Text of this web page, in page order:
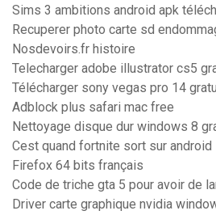
Sims 3 ambitions android apk
Recuperer photo carte sd
Nosdevoirs.fr histoire
Telecharger adobe illustrator cs5
Télécharger sony vegas pro 14
Adblock plus safari mac free
Nettoyage disque dur windows 8
Cest quand fortnite sort sur android
Firefox 64 bits français
Code de triche gta 5 pour avoir de
Driver carte graphique nvidia